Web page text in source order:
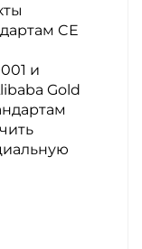
CE
и
Gold